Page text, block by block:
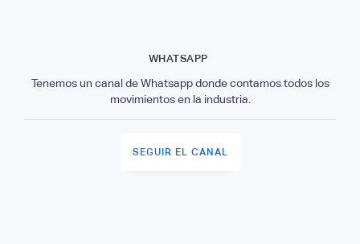
WHATSAPP
Tenemos un canal de Whatsapp donde contamos todos los
movimientos en la industria.
SEGUIR EL CANAL